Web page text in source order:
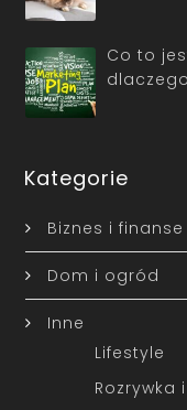
Co to
Kategorie
Biznes i finanse
Dom i ogród
Inne
Lifestyle
Rozrywka